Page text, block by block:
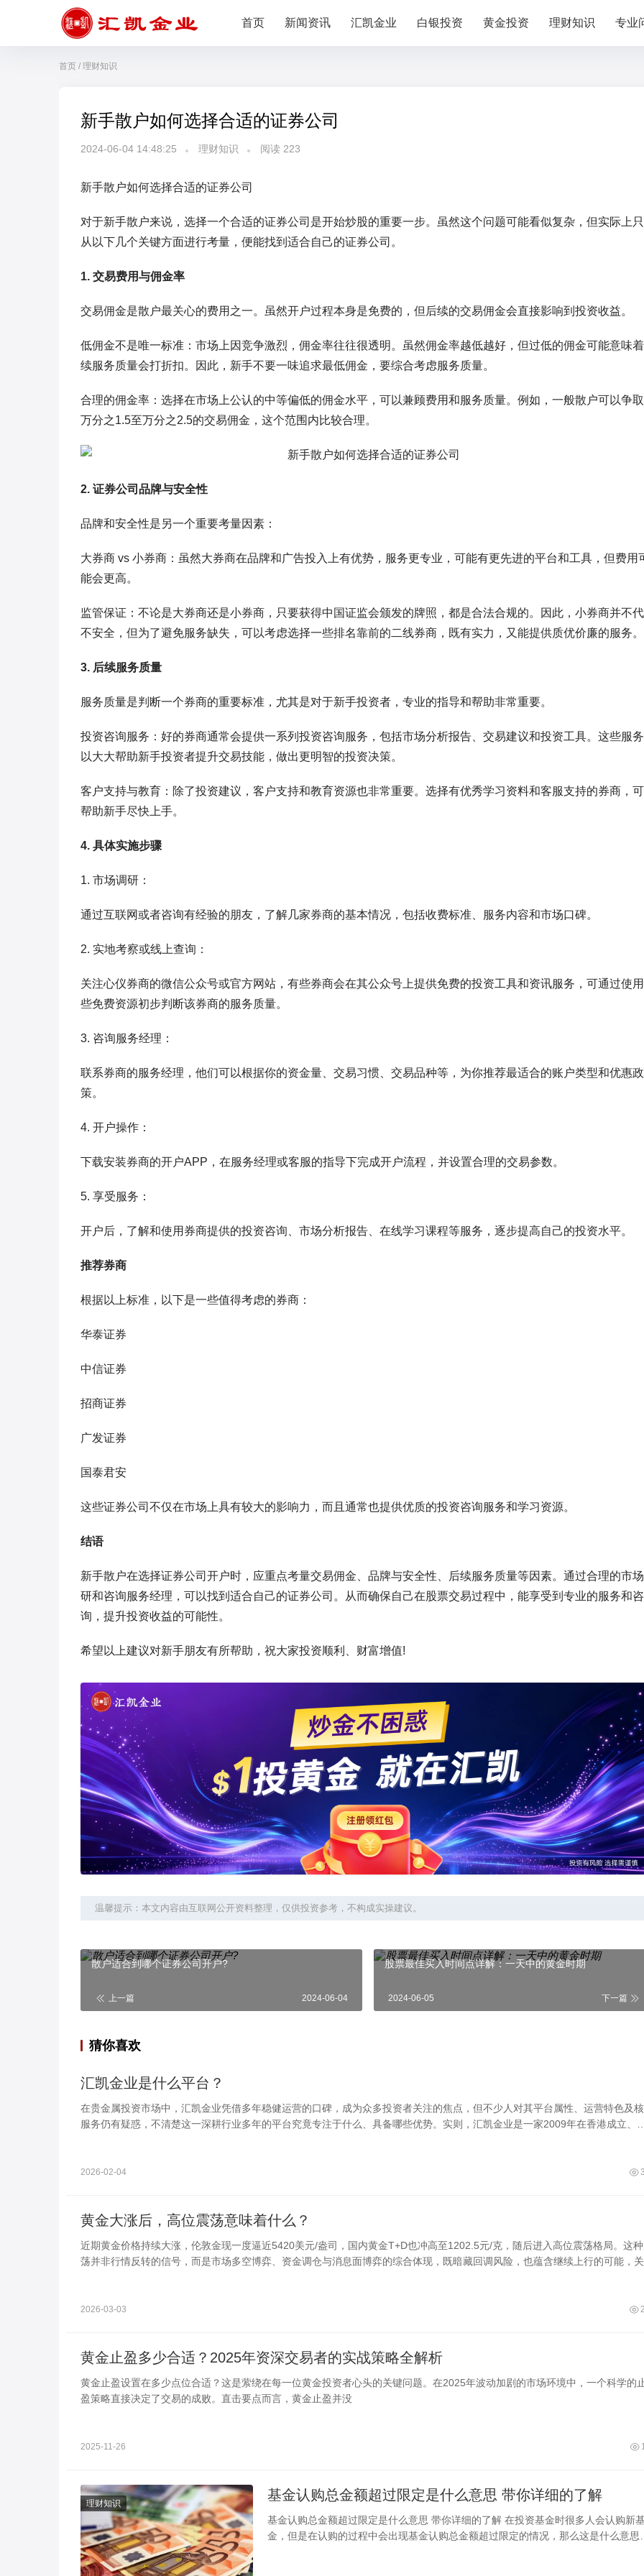
首页 新闻资讯 汇凯金业 白银投资 黄金投资 理财知识 专业
首页 / 理财知识
新手散户如何选择合适的证券公司
2024-06-04 14:48:25 理财知识 阅读 223
新手散户如何选择合适的证券公司
对于新手散户来说，选择一个合适的证券公司是开始炒股的重要一步。虽然这个问题可能看似复杂，但实际上
从以下几个关键方面进行考量，便能找到适合自己的证券公司。
1. 交易费用与佣金率
交易佣金是散户最关心的费用之一。虽然开户过程本身是免费的，但后续的交易佣金会直接影响到投资收益。
低佣金不是唯一标准：市场上因竞争激烈，佣金率往往很透明。虽然佣金率越低越好，但过低的佣金可能意味
续服务质量会打折扣。因此，新手不要一味追求最低佣金，要综合考虑服务质量。
合理的佣金率：选择在市场上公认的中等偏低的佣金水平，可以兼顾费用和服务质量。例如，一般散户可以争
万分之1.5至万分之2.5的交易佣金，这个范围内比较合理。
2. 证券公司品牌与安全性
品牌和安全性是另一个重要考量因素：
大券商 vs 小券商：虽然大券商在品牌和广告投入上有优势，服务更专业，可能有更先进的平台和工具，但费用
能会更高。
监管保证：不论是大券商还是小券商，只要获得中国证监会颁发的牌照，都是合法合规的。因此，小券商并不
不安全，但为了避免服务缺失，可以考虑选择一些排名靠前的二线券商，既有实力，又能提供质优价廉的服务。
3. 后续服务质量
服务质量是判断一个券商的重要标准，尤其是对于新手投资者，专业的指导和帮助非常重要。
投资咨询服务：好的券商通常会提供一系列投资咨询服务，包括市场分析报告、交易建议和投资工具。这些服
以大大帮助新手投资者提升交易技能，做出更明智的投资决策。
客户支持与教育：除了投资建议，客户支持和教育资源也非常重要。选择有优秀学习资料和客服支持的券商，
帮助新手尽快上手。
4. 具体实施步骤
1. 市场调研：
通过互联网或者咨询有经验的朋友，了解几家券商的基本情况，包括收费标准、服务内容和市场口碑。
2. 实地考察或线上查询：
关注心仪券商的微信公众号或官方网站，有些券商会在其公众号上提供免费的投资工具和资讯服务，可通过使
些免费资源初步判断该券商的服务质量。
3. 咨询服务经理：
联系券商的服务经理，他们可以根据你的资金量、交易习惯、交易品种等，为你推荐最适合的账户类型和优惠政
策。
4. 开户操作：
下载安装券商的开户APP，在服务经理或客服的指导下完成开户流程，并设置合理的交易参数。
5. 享受服务：
开户后，了解和使用券商提供的投资咨询、市场分析报告、在线学习课程等服务，逐步提高自己的投资水平。
推荐券商
根据以上标准，以下是一些值得考虑的券商：
华泰证券
中信证券
招商证券
广发证券
国泰君安
这些证券公司不仅在市场上具有较大的影响力，而且通常也提供优质的投资咨询服务和学习资源。
结语
新手散户在选择证券公司开户时，应重点考量交易佣金、品牌与安全性、后续服务质量等因素。通过合理的市
研和咨询服务经理，可以找到适合自己的证券公司。从而确保自己在股票交易过程中，能享受到专业的服务和咨
询，提升投资收益的可能性。
希望以上建议对新手朋友有所帮助，祝大家投资顺利、财富增值!
温馨提示：本文内容由互联网公开资料整理，仅供投资参考，不构成实操建议。
散户适合到哪个证券公司开户?
上一篇 2024-06-04
股票最佳买入时间点详解：一天中的黄金时期
2024-06-05 下一篇
猜你喜欢
汇凯金业是什么平台？
在贵金属投资市场中，汇凯金业凭借多年稳健运营的口碑，成为众多投资者关注的焦点，但不少人对其平台属性、运营特色及
服务仍有疑惑，不清楚这一深耕行业多年的平台究竟专注于什么、具备哪些优势。实则，汇凯金业是一家2009年在香港成立、
2026-02-04
黄金大涨后，高位震荡意味着什么？
近期黄金价格持续大涨，伦敦金现一度逼近5420美元/盎司，国内黄金T+D也冲高至1202.5元/克，随后进入高位震荡格局。这
荡并非行情反转的信号，而是市场多空博弈、资金调仓与消息面博弈的综合体现，既暗藏回调风险，也蕴含继续上行的可能，
2026-03-03
黄金止盈多少合适？2025年资深交易者的实战策略全解析
黄金止盈设置在多少点位合适？这是萦绕在每一位黄金投资者心头的关键问题。在2025年波动加剧的市场环境中，一个科学的
盈策略直接决定了交易的成败。直击要点而言，黄金止盈并没
2025-11-26
理财知识
基金认购总金额超过限定是什么意思 带你详细的了解
基金认购总金额超过限定是什么意思 带你详细的了解 在投资基金时很多人会认购新基
金，但是在认购的过程中会出现基金认购总金额超过限定的情况，那么这是什么意思